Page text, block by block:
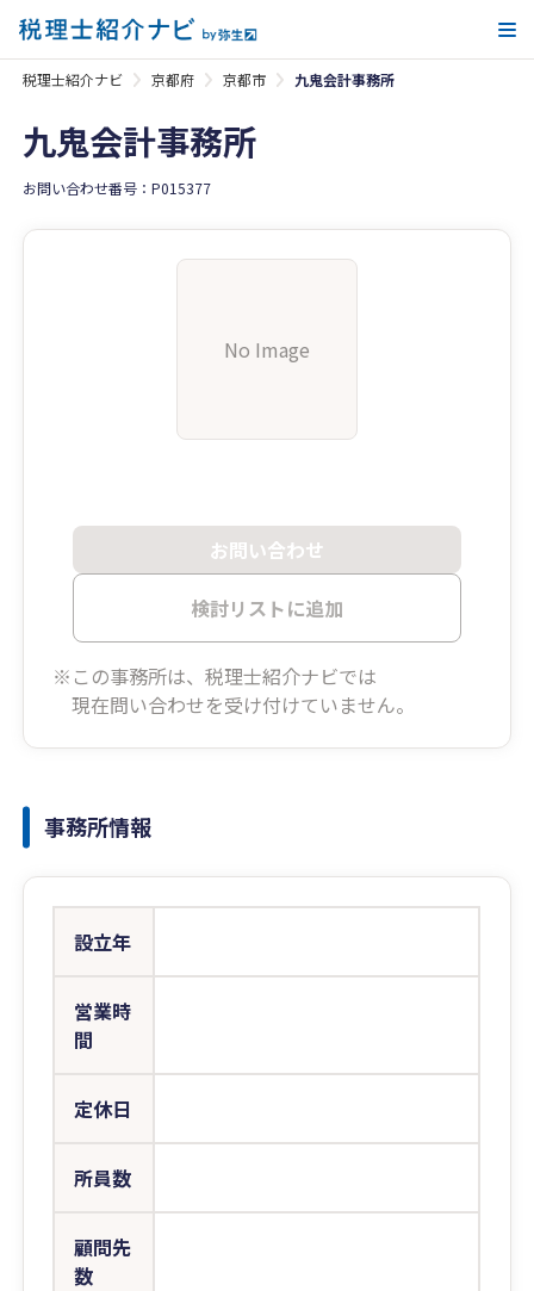
税理士紹介ナビ 京都府 京都市 九鬼会計事務所
九鬼会計事務所
お問い合わせ番号：P015377
No Image
お問い合わせ
検討リストに追加
※この事務所は、税理士紹介ナビでは
現在問い合わせを受け付けていません。
事務所情報
設立年
営業時
間
定休日
所員数
顧問先
数